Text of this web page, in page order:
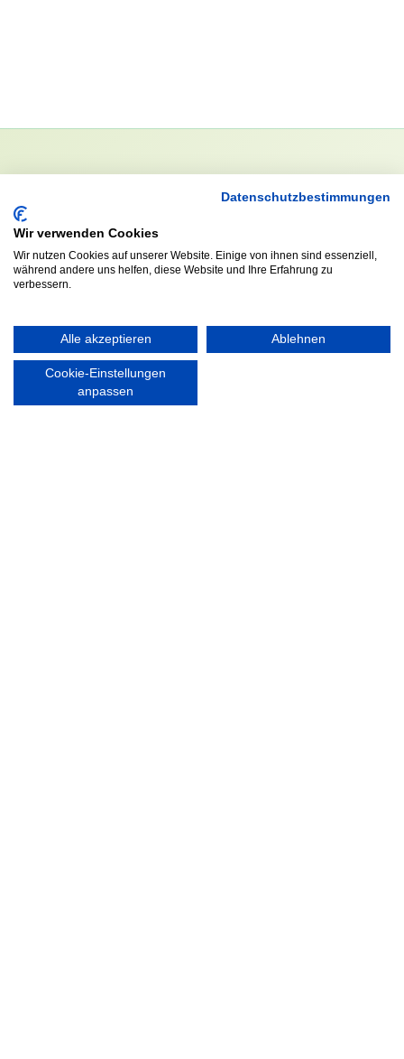
Anrede
KONTAKT
Walddörfer Sportverein
Halenreie 32-34
Datenschutzbestimmungen
Wir verwenden Cookies
Wir nutzen Cookies auf unserer Website. Einige von ihnen sind essenziell,
während andere uns helfen, diese Website und Ihre Erfahrung zu
verbessern.
Alle akzeptieren Ablehnen
Cookie-Einstellungen
anpassen